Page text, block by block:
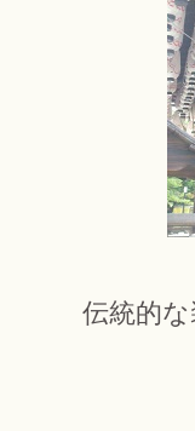
伝統的